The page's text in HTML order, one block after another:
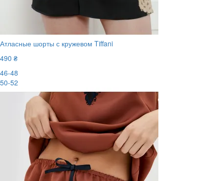
Атласные шорты с кружевом Tiffani
490 ₴
46-48
50-52